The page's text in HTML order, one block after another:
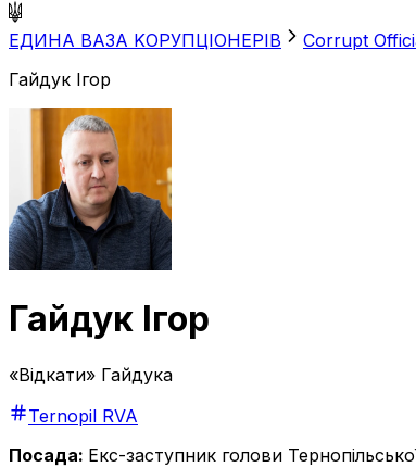
EДИНА BАЗА KОРУПЦІОНЕРІВ
Corrupt
Гайдук Ігор
Гайдук Ігор
«Відкати» Гайдука
Ternopil RVA
Посада: Екс-заступник голови